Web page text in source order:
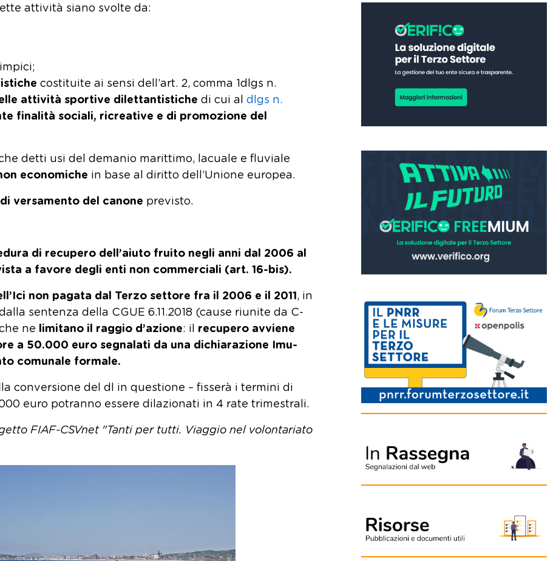
attività siano svolte da:
costituite ai sensi dell’art. 2, comma 1dlgs n.
attività sportive dilettantistiche di cui al dlgs n.
finalità sociali, ricreative e di promozione del
detti usi del demanio marittimo, lacuale e fluviale
economiche in base al diritto dell’Unione europea.
versamento del canone previsto.
di recupero dell’aiuto fruito negli anni dal 2006 al
a favore degli enti non commerciali (art. 16-bis).
non pagata dal Terzo settore fra il 2006 e il 2011, in
sentenza della CGUE 6.11.2018 (cause riunite da C-
ne limitano il raggio d’azione: il recupero avviene
a 50.000 euro segnalati da una dichiarazione Imu-
comunale formale.
conversione del dl in questione – fisserà i termini di
euro potranno essere dilazionati in 4 rate trimestrali.
FIAF-CSVnet "Tanti per tutti. Viaggio nel volontariato